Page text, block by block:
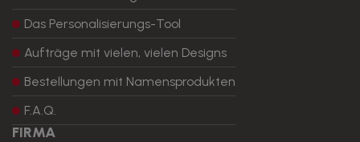
Das Personalisierungs-Tool
Aufträge mit vielen, vielen Designs
Bestellungen mit Namensprodukten
F.A.Q.
FIRMA